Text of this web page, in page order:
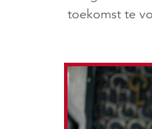
toekomst te